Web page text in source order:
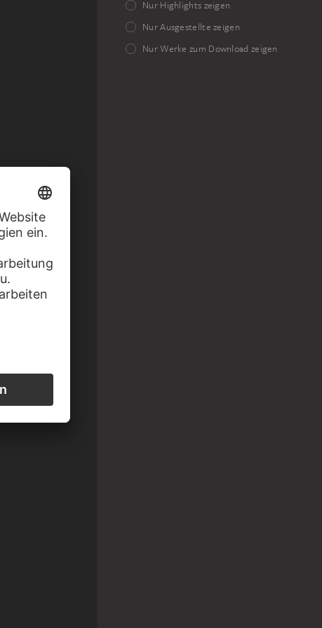
Nur Highlights zeigen
Nur Ausgestellte zeigen
Nur Werke zum Download zeigen